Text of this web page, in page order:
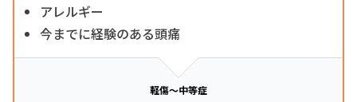
アレルギー
今までに経験のある頭痛
軽傷～中等症